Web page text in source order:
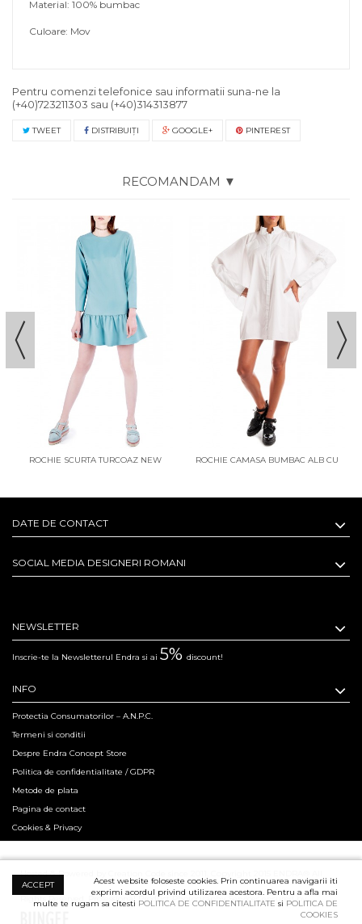
Material: 100% bumbac
Culoare: Mov
Pentru comenzi telefonice sau informatii suna-ne la
(+40)723211303 sau (+40)314313877
TWEET DISTRIBUIŢI GOOGLE+ PINTEREST
RECOMANDAM ▼
ROCHIE SCURTA TURCOAZ NEW
ROCHIE CAMASA BUMBAC ALB CU
DATE DE CONTACT
SOCIAL MEDIA DESIGNERI ROMANI
NEWSLETTER
Inscrie-te la Newsletterul Endra si ai 5% discount!
INFO
Protectia Consumatorilor – A.N.P.C.
Termeni si conditii
Despre Endra Concept Store
Politica de confidentialitate / GDPR
Metode de plata
Pagina de contact
Cookies & Privacy
Hosted & Powered by Creation Code since 2011. Copyright 2015 ENDRA® All
Rights Reserved. Professional Product Photography Services ensured by
ACCEPT
Acest website foloseste cookies. Prin continuarea navigarii iti
exprimi acordul privind utilizarea acestora. Pentru a afla mai
multe te rugam sa citesti POLITICA DE CONFIDENTIALITATE si POLITICA DE
COOKIES